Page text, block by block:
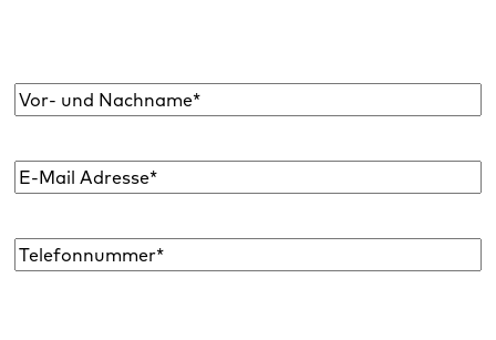
Name *
E-
Mail
Telefon